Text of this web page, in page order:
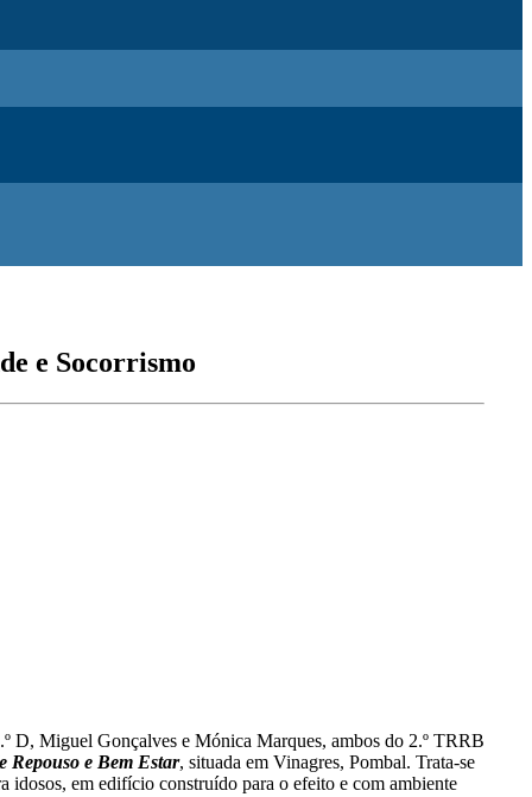
e Socorrismo
D, Miguel Gonçalves e Mónica Marques, ambos do 2.º TRRB
Repouso e Bem Estar, situada em Vinagres, Pombal. Trata-se
idosos, em edifício construído para o efeito e com ambiente